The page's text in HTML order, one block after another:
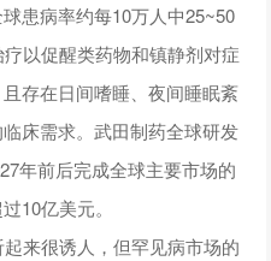
患病率约每10万人中25~50
以促醒类药物和镇静剂对症
存在日间嗜睡、夜间睡眠紊
床需求。武田制药全球研发
年前后完成全球主要市场的
10亿美元。
来很诱人，但罕见病市场的